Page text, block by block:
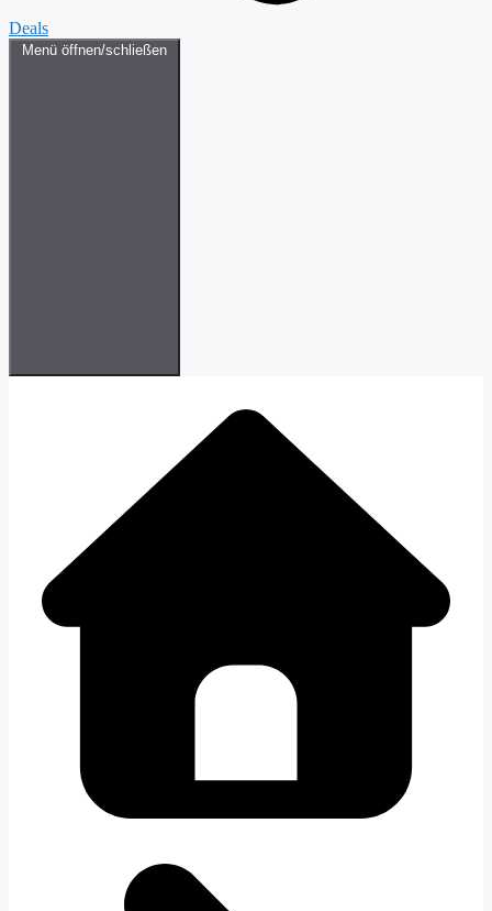
Deals
Menü öffnen/schließen